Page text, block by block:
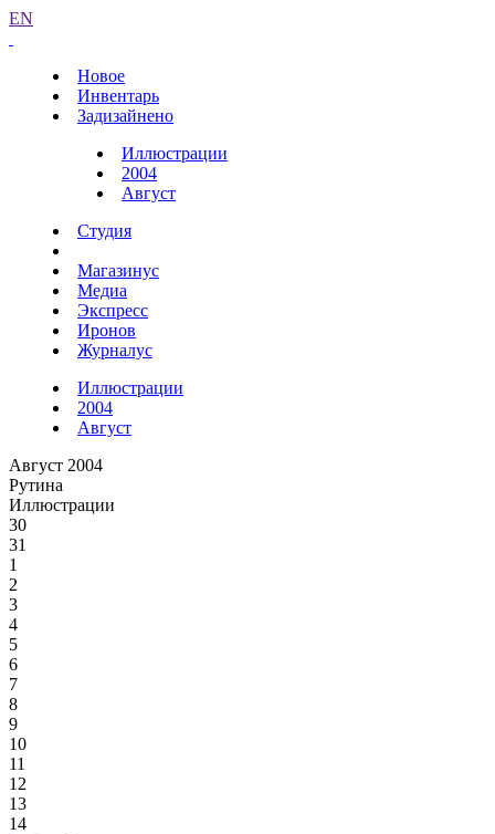
EN
Новое
Инвентарь
Задизайнено
Иллюстрации
2004
Август
Студия
Магазинус
Медиа
Экспресс
Иронов
Журналус
Иллюстрации
2004
Август
Август 2004
Рутина
Иллюстрации
30
31
1
2
3
4
5
6
7
8
9
10
11
12
13
14